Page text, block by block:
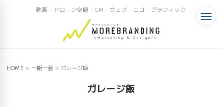
動画・ドローン空撮・CM・ウェブ・ロゴ・グラフィック
HOME > 一期一会 > ガレージ飯
ガレージ飯